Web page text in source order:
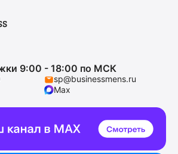
9:00 - 18:00 по МСК
sp@businessmens.ru
Max